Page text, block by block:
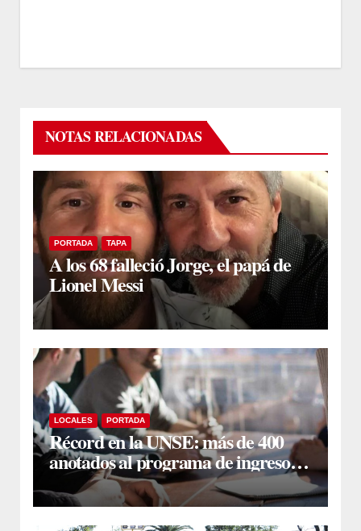
NOTAS RELACIONADAS
PORTADA TAPA
A los 68 falleció Jorge, el papá de
Lionel Messi
LOCALES PORTADA
Récord en la UNSE: más de 400
anotados al programa de ingreso
sin secundario